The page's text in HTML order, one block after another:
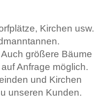
Kirchen usw.
größere Bäume
Anfrage möglich.
und Kirchen
unseren Kunden.